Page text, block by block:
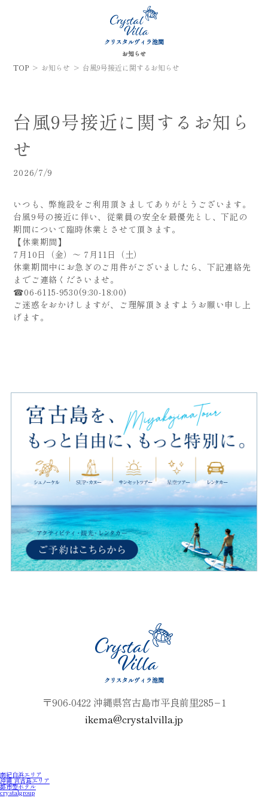
クリスタルヴィラ池間
お知らせ
TOP お知らせ 台風9号接近に関するお知らせ
台風9号接近に関するお知ら
せ
2026/7/9
いつも、弊施設をご利用頂きましてありがとうございます。
台風9号の接近に伴い、従業員の安全を最優先とし、下記の
期間について臨時休業とさせて頂きます。
【休業期間】
7月10日（金）～ 7月11日（土）
休業期間中にお急ぎのご用件がございましたら、下記連絡先
までご連絡くださいませ。
☎06-6115-9530(9:30-18:00)
ご迷惑をおかけしますが、ご理解頂きますようお願い申し上
げます。
クリスタルヴィラ池間
〒906-0422 沖縄県宮古島市平良前里285−1
ikema@crystalvilla.jp
南紀白浜エリア
沖縄 宮古島エリア
都市型ホテル
crystalgroup